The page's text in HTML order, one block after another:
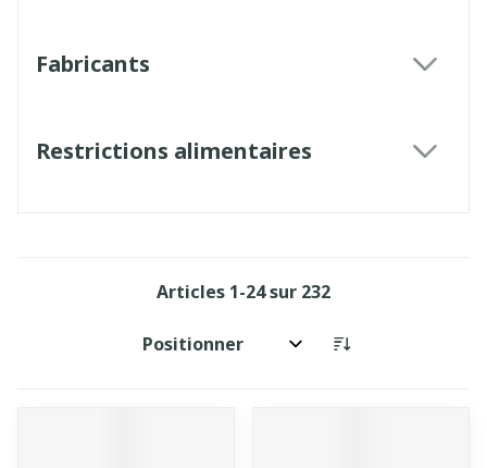
Fabricants
Restrictions alimentaires
Articles 1-24sur 232
Trier par: